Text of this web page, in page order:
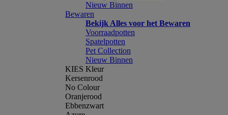
Nieuw Binnen
Bewaren
Bekijk Alles voor het Bewaren
Voorraadpotten
Spatelpotten
Pet Collection
Nieuw Binnen
KIES Kleur
Kersenrood
No Colour
Oranjerood
Ebbenzwart